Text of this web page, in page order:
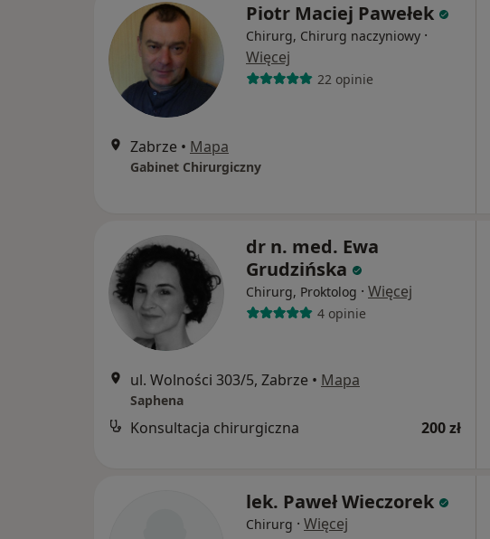
Piotr Maciej Pawełek
Chirurg, Chirurg naczyniowy ·
Więcej
22 opinie
Zabrze • Mapa
Gabinet Chirurgiczny
dr n. med. Ewa
Grudzińska
Chirurg, Proktolog · Więcej
4 opinie
ul. Wolności 303/5, Zabrze • Mapa
Saphena
Konsultacja chirurgiczna 200 zł
lek. Paweł Wieczorek
Chirurg · Więcej